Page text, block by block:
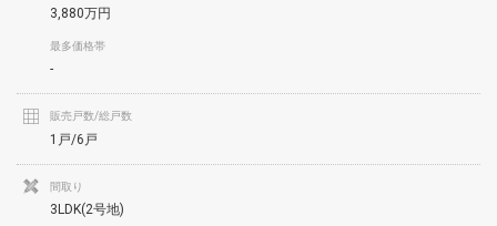
3,880万円
最多価格帯
-
販売戸数/総戸数
1戸/6戸
間取り
3LDK(2号地)